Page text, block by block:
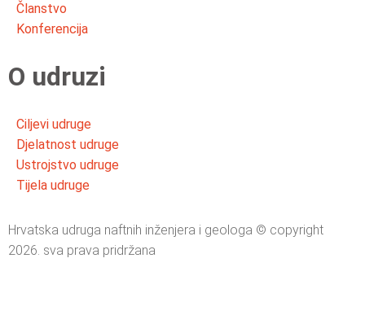
Članstvo
Konferencija
O udruzi
Ciljevi udruge
Djelatnost udruge
Ustrojstvo udruge
Tijela udruge
Hrvatska udruga naftnih inženjera i geologa © copyright
2026. sva prava pridržana